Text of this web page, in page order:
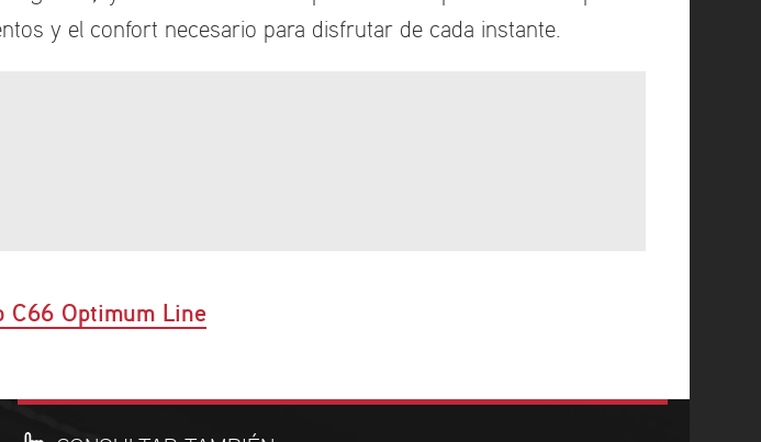
y el confort necesario para disfrutar de cada instante.
C66 Optimum Line